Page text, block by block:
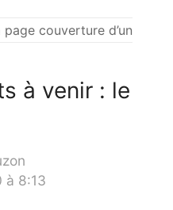
couverture d’un
à venir : le
à 8:13